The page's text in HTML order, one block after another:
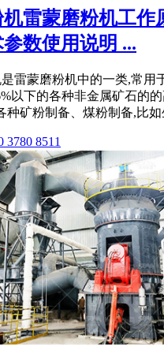
雷蒙磨粉机工作
数使用说明 ...
雷蒙磨粉机中的一类,常用
以下的各种非金属矿石的
种矿粉制备、煤粉制备,比
3780 8511